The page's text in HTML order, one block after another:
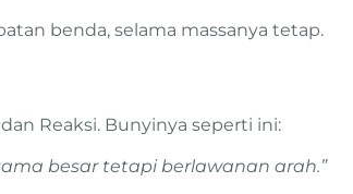
benda, selama massanya tetap.
Reaksi. Bunyinya seperti ini:
besar tetapi berlawanan arah.”